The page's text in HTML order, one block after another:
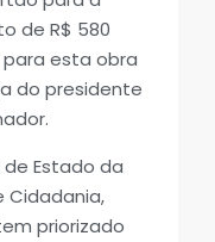
de R$ 580
para esta obra
do presidente
Estado da
Cidadania,
priorizado